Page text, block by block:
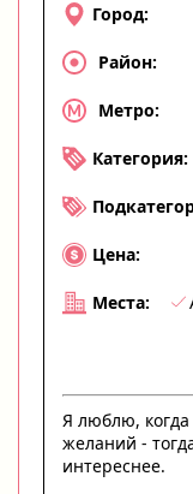
Город:
Район:
Метро:
Категория:
Цена:
Места:
Я люблю,
желаний -
интереснее.